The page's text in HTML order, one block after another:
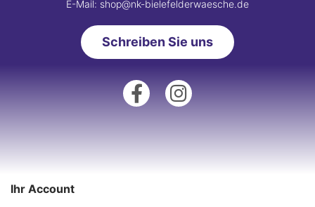
E-Mail: shop@nk-bielefelderwaesche.de
Schreiben Sie uns
Ihr Account